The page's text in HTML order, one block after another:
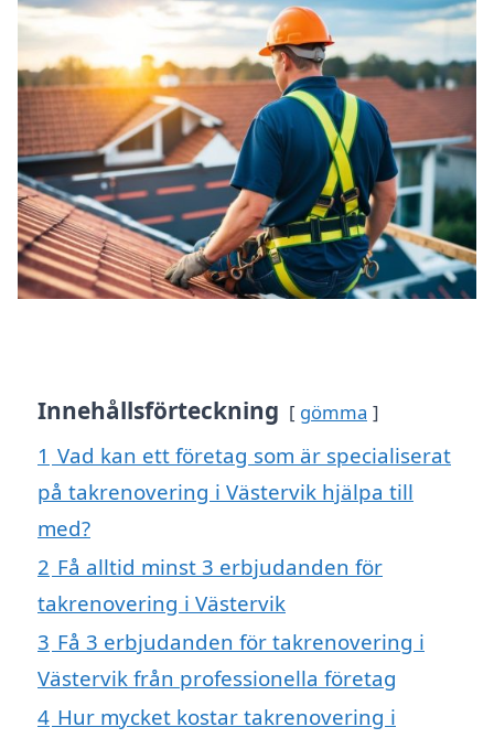
Innehållsförteckning gömma
1 Vad kan ett företag som är specialiserat
på takrenovering i Västervik hjälpa till
med?
2 Få alltid minst 3 erbjudanden för
takrenovering i Västervik
3 Få 3 erbjudanden för takrenovering i
Västervik från professionella företag
4 Hur mycket kostar takrenovering i